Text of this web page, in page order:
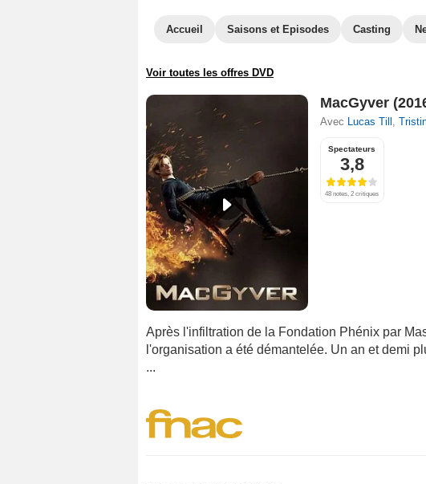
Accueil Saisons et Episodes Casting
Voir toutes les offres DVD
MacGyver
Avec Lucas Till ,
Spectateurs
3,8
48 notes, 2 critiques
Après l'infiltration de la Fondation Phénix par
l'organisation a été démantelée. Un an et demi
...